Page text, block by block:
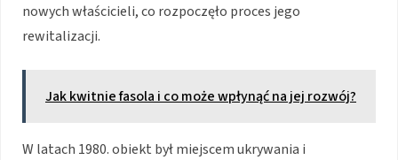
nowych właścicieli, co rozpoczęło proces jego
rewitalizacji.
Jak kwitnie fasola i co może wpłynąć na jej rozwój?
W latach 1980. obiekt był miejscem ukrywania i